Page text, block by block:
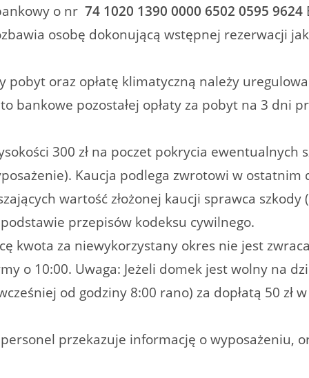
o nr 74 1020 1390 0000 6502 0595 9624
osobę dokonującą wstępnej rezerwacji
pobyt oraz opłatę klimatyczną należy
bankowe pozostałej opłaty za pobyt na 3 dni
300 zł na poczet pokrycia ewentualnych
Kaucja podlega zwrotowi w
wartość złożonej kaucji sprawca
przepisów kodeksu cywilnego.
kwota za niewykorzystany okres nie jest
o 10:00. Uwaga: Jeżeli domek jest wolny na
od godziny 8:00 rano) za dopłatą 50 zł
przekazuje informację o wyposażeniu,